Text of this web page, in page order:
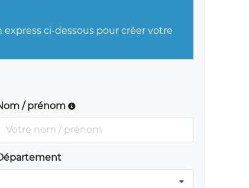
ci-dessous pour créer votre
/ prénom